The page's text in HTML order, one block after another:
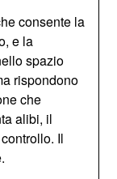
consente la
e la
spazio
rispondono
che
alibi, il
Il